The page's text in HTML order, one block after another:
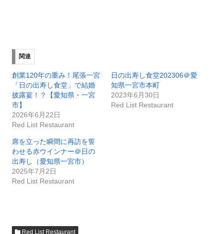
関連
創業120年の重み！尾張一宮
「日の出寿し食堂」で結婚
披露宴！？【愛知県・一宮
市】
2026年6月22日
Red List Restaurant
日の出寿し食堂202306＠愛
知県一宮市本町
2023年6月30日
Red List Restaurant
席を立った瞬間に再訪を誓
わせる赤ウインナー＠日の
出寿し（愛知県一宮市）
2025年7月2日
Red List Restaurant
Red List Restaurant